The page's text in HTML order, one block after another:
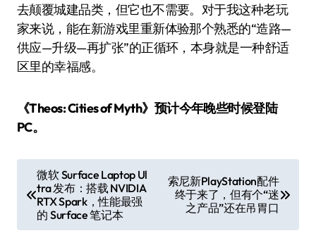
去颠覆城建品类，但它也不需要。对于我这种老玩
家来说，能在新游戏里重新体验那个熟悉的“造路—
供应—升级—再扩张”的正循环，本身就是一种舒适
区里的幸福感。
《Theos: Cities of Myth》预计今年晚些时候登陆
PC。
章
微软 Surface Laptop Ul
tra 发布：搭载 NVIDIA
RTX Spark，性能最强
的 Surface 笔记本
索尼新PlayStation配件
终于来了，但有个“迷
之产品”还在吊胃口